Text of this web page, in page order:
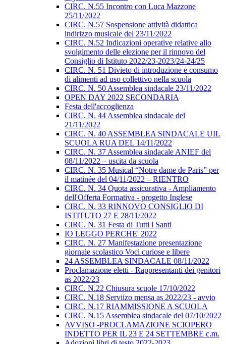
CIRC. N.55 Incontro con Luca Mazzone
25/11/2022
CIRC. N.57 Sospensione attività didattica
indirizzo musicale del 23/11/2022
CIRC. N.52 Indicazioni operative relative allo
svolgimento delle elezione per il rinnovo del
Consiglio di Istituto 2022/23-2023/24-24/25
CIRC. N. 51 Divieto di introduzione e consumo
di alimenti ad uso collettivo nella scuola
CIRC. N. 50 Assemblea sindacale 23/11/2022
OPEN DAY 2022 SECONDARIA
Festa dell'accoglienza
CIRC. N. 44 Assemblea sindacale del
21/11/2022
CIRC. N. 40 ASSEMBLEA SINDACALE UIL
SCUOLA RUA DEL 14/11/2022
CIRC. N. 37 Assemblea sindacale ANIEF del
08/11/2022 – uscita da scuola
CIRC. N. 35 Musical “Notre dame de Paris” per
il matinée del 04/11/2022 – RIENTRO
CIRC. N. 34 Quota assicurativa - Ampliamento
dell'Offerta Formativa - progetto Inglese
CIRC. N. 33 RINNOVO CONSIGLIO DI
ISTITUTO 27 E 28/11/2022
CIRC. N. 31 Festa di Tutti i Santi
IO LEGGO PERCHE' 2022
CIRC. N. 27 Manifestazione presentazione
giornale scolastico Voci curiose e libere
24 ASSEMBLEA SINDACALE 08/11/2022
Proclamazione eletti - Rappresentanti dei genitori
as 2022/23
CIRC. N.22 Chiusura scuole 17/10/2022
CIRC. N.18 Serviizo mensa as 2022/23 - avvio
CIRC. N.17 RIAMMISSIONE A SCUOLA
CIRC. N.15 Assemblea sindacale del 07/10/2022
AVVISO -PROCLAMAZIONE SCIOPERO
INDETTO PER IL 23 E 24 SETTEMBRE c.m.